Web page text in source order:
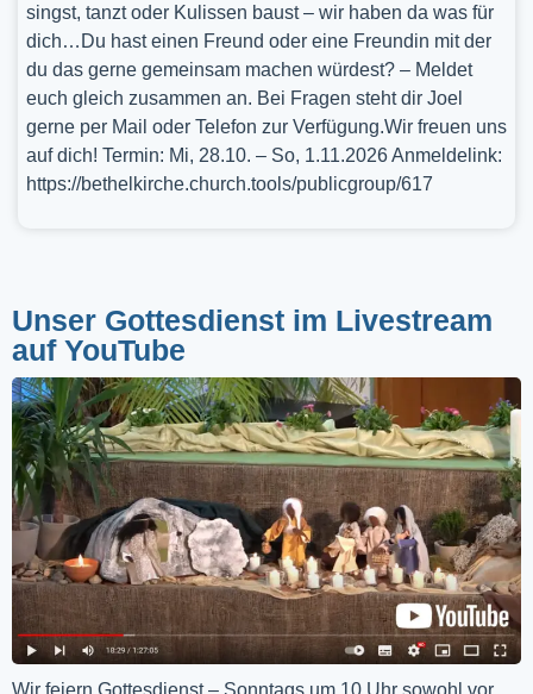
singst, tanzt oder Kulissen baust – wir haben da was für
dich…Du hast einen Freund oder eine Freundin mit der
du das gerne gemeinsam machen würdest? – Meldet
euch gleich zusammen an. Bei Fragen steht dir Joel
gerne per Mail oder Telefon zur Verfügung.Wir freuen uns
auf dich! Termin: Mi, 28.10. – So, 1.11.2026 Anmeldelink:
https://bethelkirche.church.tools/publicgroup/617
Unser Gottesdienst im Livestream
auf YouTube
Wir feiern Gottesdienst – Sonntags um 10 Uhr sowohl vor